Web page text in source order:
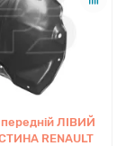
передній ЛІВИЙ
RENAULT